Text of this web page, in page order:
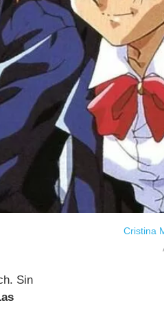
Cristina
Sin